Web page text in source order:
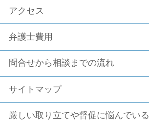
アクセス
弁護士費用
問合せから相談までの流れ
サイトマップ
厳しい取り立てや督促に悩んでいる